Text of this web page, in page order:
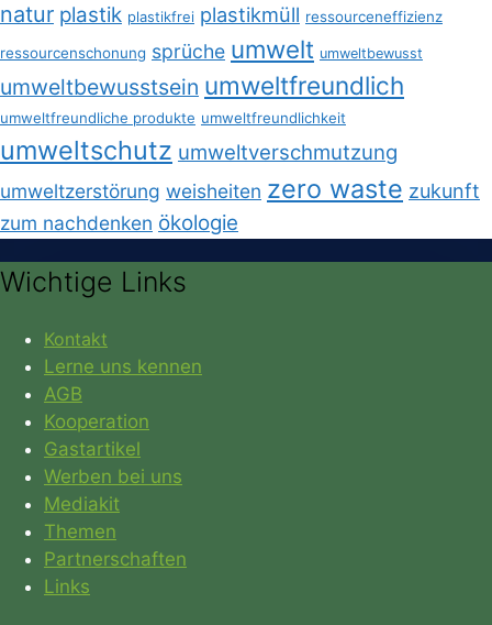
natur plastik plastikfrei plastikmüll ressourceneffizienz
ressourcenschonung sprüche umwelt umweltbewusst
umweltbewusstsein umweltfreundlich
umweltfreundliche produkte umweltfreundlichkeit
umweltschutz umweltverschmutzung
umweltzerstörung weisheiten zero waste zukunft
zum nachdenken ökologie
Wichtige Links
Kontakt
Lerne uns kennen
AGB
Kooperation
Gastartikel
Werben bei uns
Mediakit
Themen
Partnerschaften
Links